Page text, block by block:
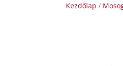
Kezdőlap /